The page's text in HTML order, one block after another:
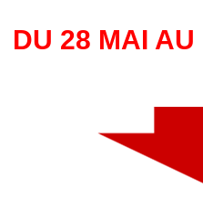
DU 28 MAI